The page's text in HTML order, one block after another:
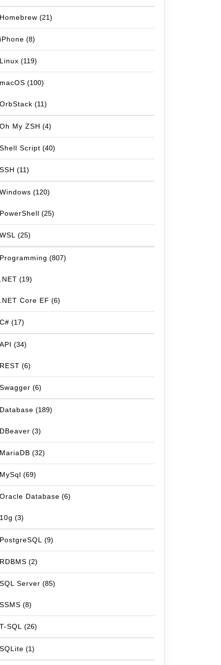
Homebrew (21)
iPhone (8)
Linux (119)
macOS (100)
OrbStack (11)
Oh My ZSH (4)
Shell Script (40)
SSH (11)
Windows (120)
PowerShell (25)
WSL (25)
Programming (807)
.NET (19)
.NET Core EF (6)
C# (17)
API (34)
REST (6)
Swagger (6)
Database (189)
DBeaver (3)
MariaDB (32)
MySql (69)
Oracle Database (6)
10g (3)
PostgreSQL (9)
RDBMS (2)
SQL Server (85)
SSMS (8)
T-SQL (26)
SQLite (1)